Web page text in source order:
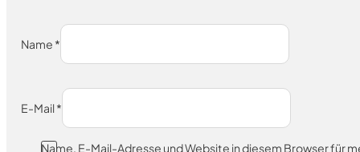
Name *
E-Mail*
Name, E-Mail-Adresse und Website in diesem Browser für